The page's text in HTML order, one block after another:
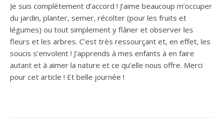
Je suis complètement d’accord ! J’aime beaucoup m’occuper
du jardin, planter, semer, récolter (pour les fruits et
légumes) ou tout simplement y flâner et observer les
fleurs et les arbres. C’est très ressourçant et, en effet, les
soucis s’envolent ! J’apprends à mes enfants à en faire
autant et à aimer la nature et ce qu’elle nous offre. Merci
pour cet article ! Et belle journée !